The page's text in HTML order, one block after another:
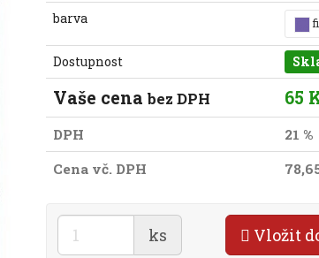
barva
Dostupnost
Vaše cenabez DPH 65
DPH
21 %
Cena vč. DPH
ks Vložit